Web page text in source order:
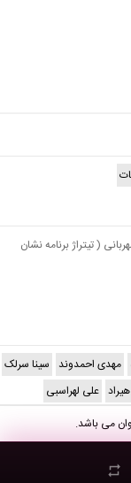
( تیتراژ برنامه نشان
مهدی احمدوند سینا سرلک
علی لهراسبی
می باشد.